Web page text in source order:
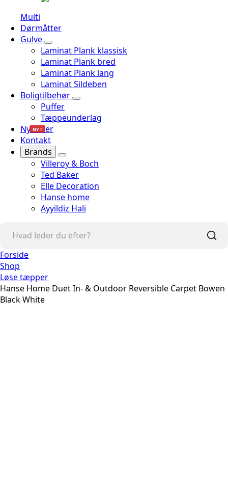
Multi
Dørmåtter
Gulve
Laminat Plank klassisk
Laminat Plank bred
Laminat Plank lang
Laminat Sildeben
Boligtilbehør
Puffer
Tæppeunderlag
Nyheder
NYT
Kontakt
Brands
Villeroy & Boch
Ted Baker
Elle Decoration
Hanse home
Ayyildiz Hali
Forside
Shop
Løse tæpper
Hanse Home Duet In- & Outdoor Reversible Carpet Bowen
Black White